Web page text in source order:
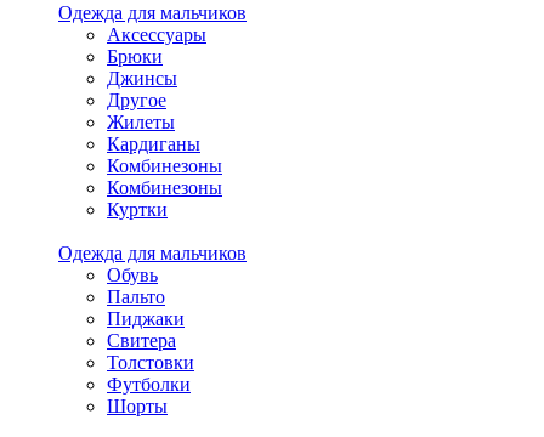
Одежда для мальчиков
Аксессуары
Брюки
Джинсы
Другое
Жилеты
Кардиганы
Комбинезоны
Комбинезоны
Куртки
Одежда для мальчиков
Обувь
Пальто
Пиджаки
Свитера
Толстовки
Футболки
Шорты